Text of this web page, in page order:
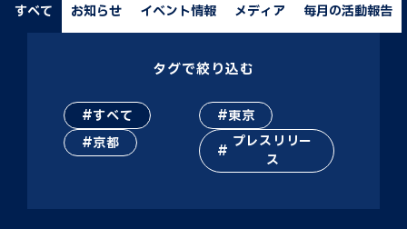
すべて お知らせ イベント情報 メディア 毎月の活動報告
タグで絞り込む
すべて
東京
京都
プレスリリー
ス